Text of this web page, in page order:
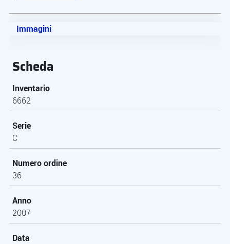
Scheda
Inventario
6662
Serie
C
Numero ordine
36
Anno
2007
Data
Immagini